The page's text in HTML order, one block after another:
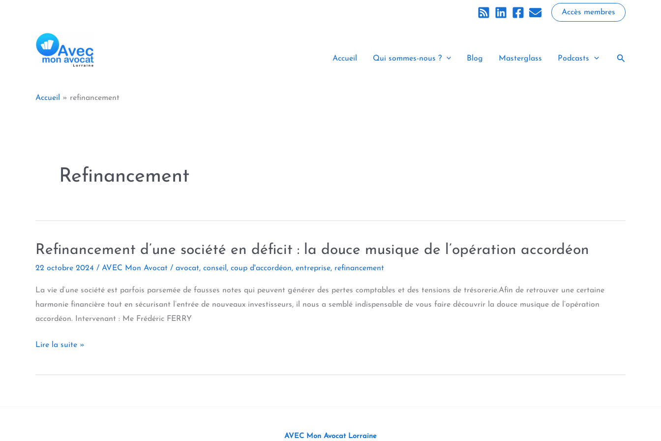
Accès membres
Accueil Qui sommes-nous ? Blog Masterglass Podcasts Rechercher
Accueil refinancement
Refinancement
Refinancement d’une société en déficit : la douce musique de l’opération accordéon
22 octobre 2024 / AVEC Mon Avocat / avocat, conseil , coup d'accordéon, entreprise, refinancement
La vie d’une société est parfois parsemée de fausses notes qui peuvent générer des pertes comptables et des tensions de trésorerie.Afin de retrouver une certaine
harmonie financière tout en sécurisant l’entrée de nouveaux investisseurs, il nous a semblé indispensable de vous faire découvrir la douce musique de l’opération
accordéon. Intervenant : Me Frédéric FERRY
Refinancement
société
Lire la suite »
AVEC Mon Avocat Lorraine